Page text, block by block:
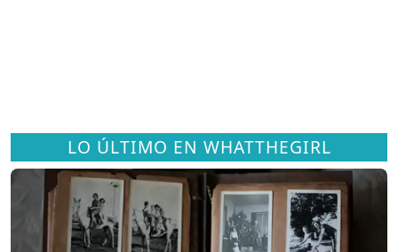
LO ÚLTIMO EN WHATTHEGIRL